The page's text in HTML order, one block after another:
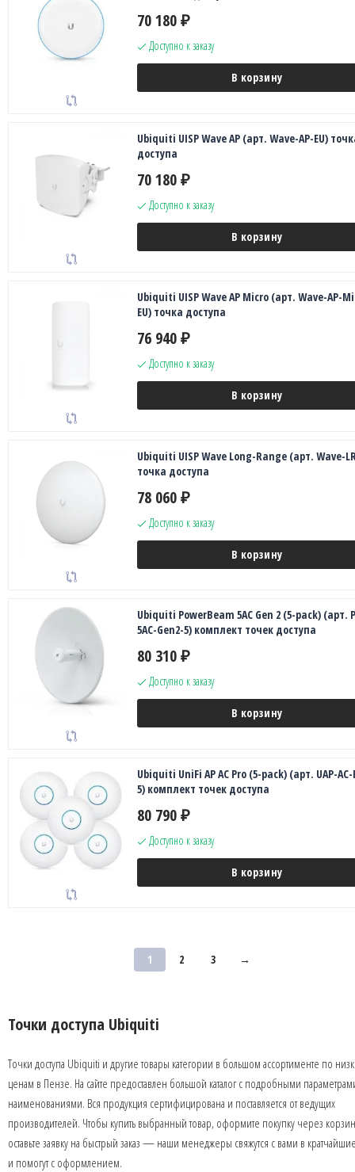
70 180 ₽
Доступно к заказу
В корзину
Ubiquiti UISP Wave AP (арт. Wave-AP-EU)
доступа
70 180 ₽
Доступно к заказу
В корзину
Ubiquiti UISP Wave AP Micro (арт. Wave-AP-
EU) точка доступа
76 940 ₽
Доступно к заказу
В корзину
Ubiquiti UISP Wave Long-Range (арт. Wave-
точка доступа
78 060 ₽
Доступно к заказу
В корзину
Ubiquiti PowerBeam 5AC Gen 2 (5-pack) (арт.
5AC-Gen2-5) комплект точек доступа
80 310 ₽
Доступно к заказу
В корзину
Ubiquiti UniFi AP AC Pro (5-pack) (арт. UAP-AC-
5) комплект точек доступа
80 790 ₽
Доступно к заказу
В корзину
1 2 3 →
Точки доступа Ubiquiti
Точки доступа Ubiquiti и другие товары категории в большом ассортименте по
ценам в Пензе. На сайте предоставлен большой каталог с подробными
наименованиями. Вся продукция сертифицирована и поставляется от ведущих
производителей. Чтобы купить выбранный товар, оформите покупку через
оставьте заявку на быстрый заказ — наши менеджеры свяжутся с вами в
и помогут с оформлением.